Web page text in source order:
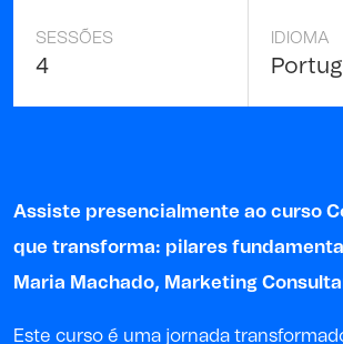
SESSÕES
4
IDIOMA
Assiste presencialmente ao curso
que transforma: pilares
Maria Machado, Marketing Con
Este curso é uma jornada